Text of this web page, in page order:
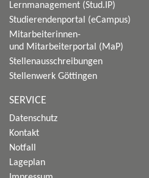
Lernmanagement (Stud.IP)
Studierendenportal (eCampus)
Mitarbeiterinnen-
und Mitarbeiterportal (MaP)
Stellenausschreibungen
Stellenwerk Göttingen
SERVICE
Datenschutz
Kontakt
Notfall
Lageplan